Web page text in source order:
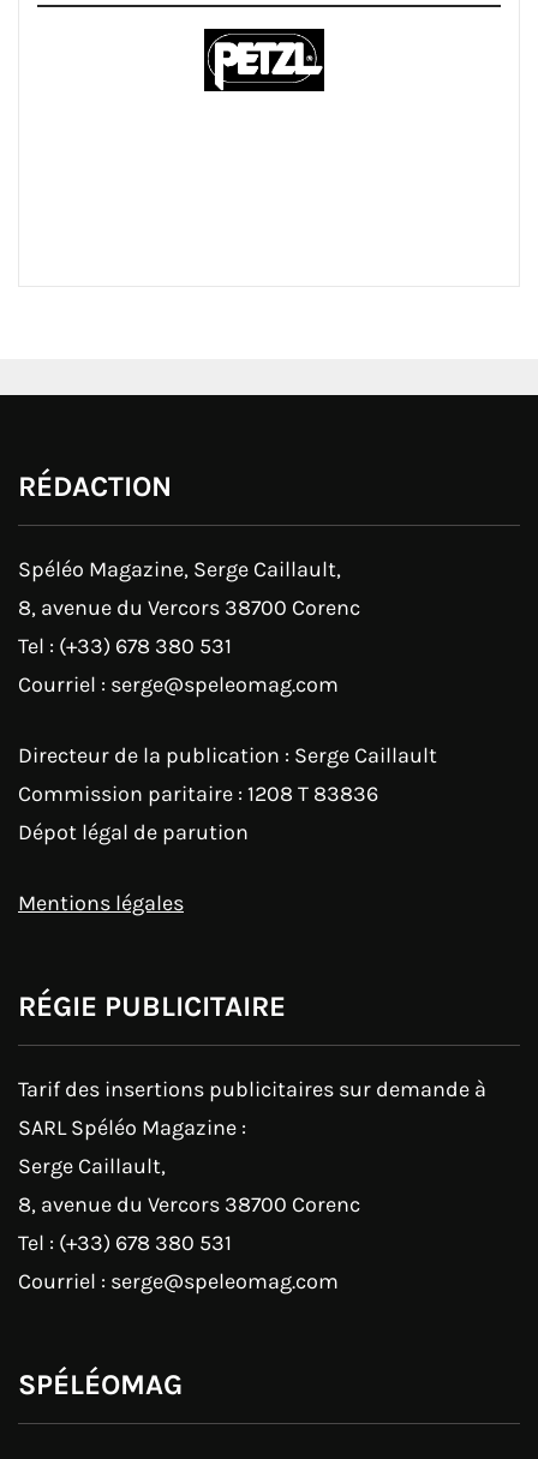
RÉDACTION
Spéléo Magazine, Serge Caillault,
8, avenue du Vercors 38700 Corenc
Tel : (+33) 678 380 531
Courriel : serge@speleomag.com
Directeur de la publication : Serge Caillault
Commission paritaire : 1208 T 83836
Dépot légal de parution
Mentions légales
RÉGIE PUBLICITAIRE
Tarif des insertions publicitaires sur demande à
SARL Spéléo Magazine :
Serge Caillault,
8, avenue du Vercors 38700 Corenc
Tel : (+33) 678 380 531
Courriel : serge@speleomag.com
SPÉLÉOMAG